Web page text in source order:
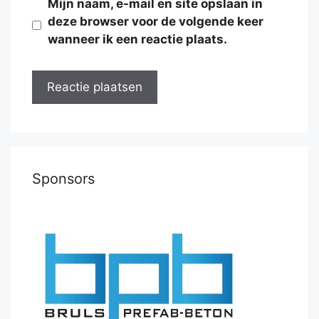
Mijn naam, e-mail en site opslaan in
deze browser voor de volgende keer
wanneer ik een reactie plaats.
Sponsors